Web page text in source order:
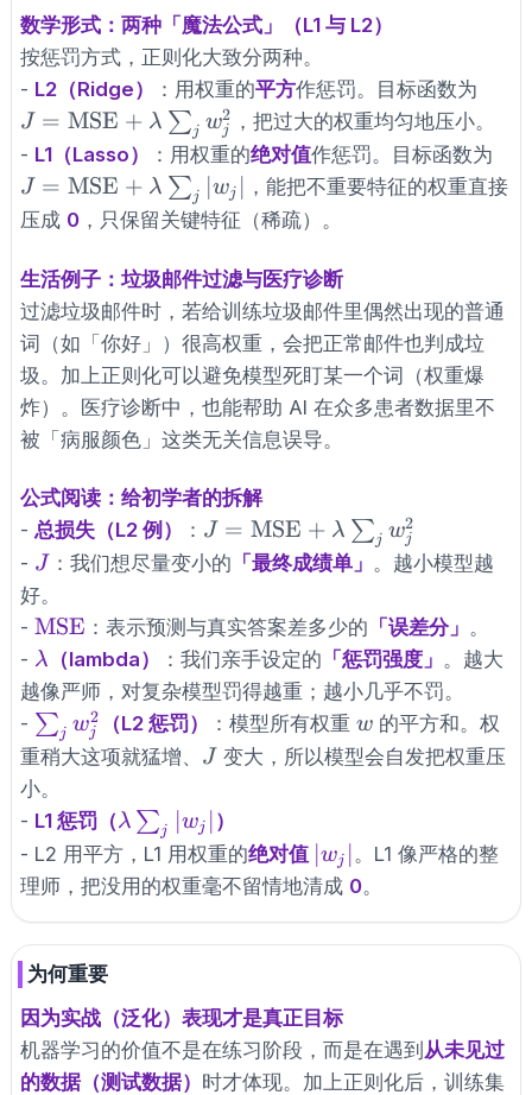
数学形式：两种「魔法公式」（L1 与 L2）
按惩罚方式，正则化大致分两种。
- L2（Ridge） ：用权重的平方作惩罚。目标函数为
+
J = MSE + λ ∑j wj
2 ，把过大的权重均匀地压小。
- L1（Lasso） ：用权重的绝对值作惩罚。目标函数为
J = MSE + λ ∑j wj
，能把不重要特征的权重直接
压成 0，只保留关键特征（稀疏）。
生活例子：垃圾邮件过滤与医疗诊断
过滤垃圾邮件时，若给训练垃圾邮件里偶然出现的普通
词（如「你好」）很高权重，会把正常邮件也判成垃
圾。加上正则化可以避免模型死盯某一个词（权重爆
炸）。医疗诊断中，也能帮助 AI 在众多患者数据里不
被「病服颜色」这类无关信息误导。
公式阅读：给初学者的拆解
- 总损失（L2 例） ： J =
\text{MSE}
\sum_{j}
w_j^2
J = MSE + λ ∑j wj
2
- J
J：我们想尽量变小的 「最终成绩单」 。越小模型越
好。
- \text{MSE}
MSE ：表示预测与真实答案差多少的 「误差分」 。
- \lambda
λ （lambda） ：我们亲手设定的 「惩罚强度」 。越大
越像严师，对复杂模型罚得越重；越小几乎不罚。
- \sum_{j}
w_j^2
∑j wj
2 （L2 惩罚） ：模型所有权重 w
w 的平方和。权
重稍大这项就猛增、 J
J 变大，所以模型会自发把权重压
小。
- L1 惩罚（\lambda
\sum_{j}
|w_j|
λ ∑j wj
）
- L2 用平方，L1 用权重的绝对值 |w_j|
wj
。L1 像严格的整
理师，把没用的权重毫不留情地清成 0。
为何重要
因为实战（泛化）表现才是真正目标
机器学习的价值不是在练习阶段，而是在遇到从未见过
的数据（测试数据） 时才体现。加上正则化后，训练集